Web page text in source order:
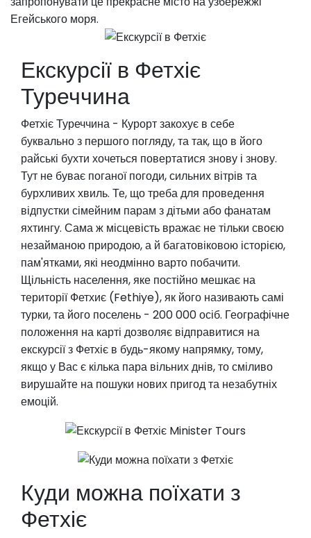
Егейського моря.
Екскурсії в Фетхіє
Туреччина
Фетхіє Туреччина - Курорт закохує в себе
буквально з першого погляду, та так, що в його
райські бухти хочеться повертатися знову і знову.
Тут не буває поганої погоди, сильних вітрів та
бурхливих хвиль. Те, що треба для проведення
відпустки сімейним парам з дітьми або фанатам
яхтингу. Сама ж місцевість вражає не тільки своєю
незайманою природою, а й багатовіковою історією,
пам'ятками, які неодмінно варто побачити.
Щільність населення, яке постійно мешкає на
території Фетхиє (Fethiye), як його називають самі
турки, та його поселень - 200 000 осіб. Географічне
положення на карті дозволяє відправитися на
екскурсії з Фетхіє в будь-якому напрямку, тому,
якщо у Вас є кілька пара вільних днів, то сміливо
вирушайте на пошуки нових пригод та незабутніх
емоцій.
Куди можна поїхати з
Фетхіє